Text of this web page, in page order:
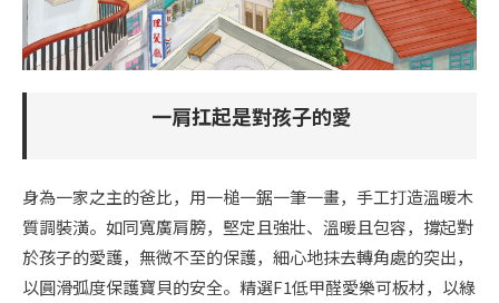
一肩扛起是對孩子的愛
身為一家之主的爸比，用一槌一鋸一筆一畫，手工打造溫暖木
質調裝潢。如同寬廣肩膀，堅定且強壯、溫暖且包容，撐起對
於孩子的愛護，無微不至的保護，細心地抹去轉角處的突出，
以圓滑弧度保護寶貝的安全。 精選F1低甲醛愛樂可板材，以綠